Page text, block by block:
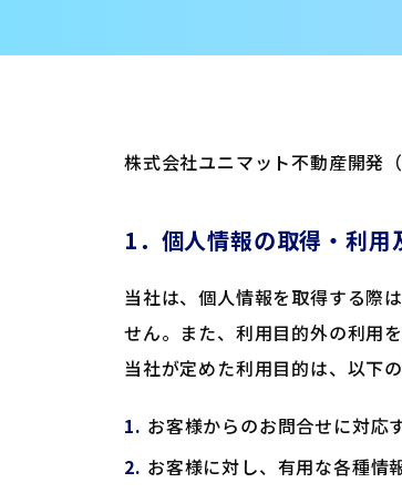
株式会社ユニマット不動産開発
1．個人情報の取得・利用
当社は、個人情報を取得する際
せん。また、利用目的外の利用
当社が定めた利用目的は、以下の
お客様からのお問合せに対応
お客様に対し、有用な各種情